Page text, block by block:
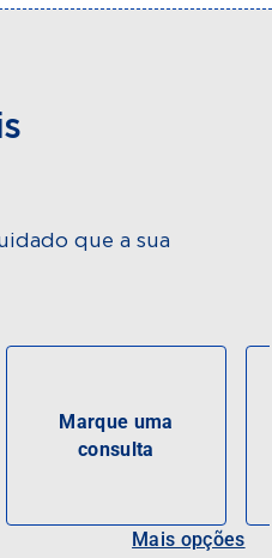
que a sua
Marque uma
consulta
Mais opções